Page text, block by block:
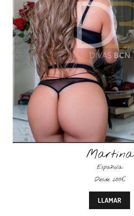
Martina
Española
Desde 200€
LLAMAR